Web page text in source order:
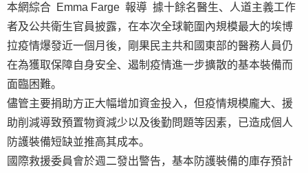
本網綜合 Emma Farge 報導 據十餘名醫生、人道主義工作
者及公共衛生官員披露，在本次全球範圍內規模最大的埃博
拉疫情爆發近一個月後，剛果民主共和國東部的醫務人員仍
在為獲取保障自身安全、遏制疫情進一步擴散的基本裝備而
面臨困難。
儘管主要捐助方正大幅增加資金投入，但疫情規模龐大、援
助削減導致預置物資減少以及後勤問題等因素，已造成個人
防護裝備短缺並推高其成本。
國際救援委員會於週二發出警告，基本防護裝備的庫存預計